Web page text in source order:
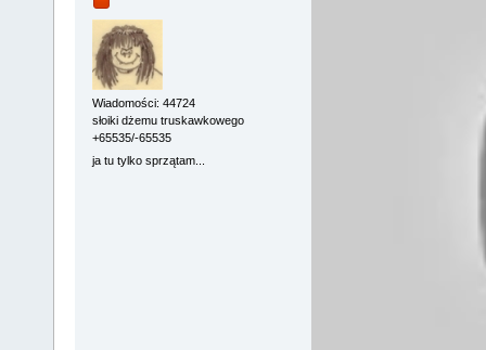
Wiadomości: 44724
słoiki dżemu truskawkowego
+65535/-65535
ja tu tylko sprzątam...